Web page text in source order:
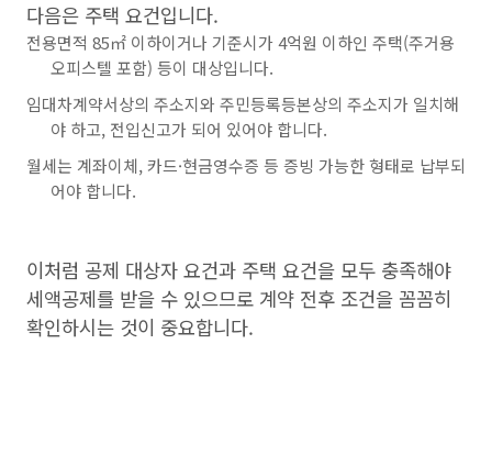
다음은 주택 요건입니다.
전용면적 85㎡ 이하이거나 기준시가 4억원 이하인 주택(주거용
오피스텔 포함) 등이 대상입니다.
임대차계약서상의 주소지와 주민등록등본상의 주소지가 일치해
야 하고, 전입신고가 되어 있어야 합니다.
월세는 계좌이체, 카드·현금영수증 등 증빙 가능한 형태로 납부되
어야 합니다.
이처럼 공제 대상자 요건과 주택 요건을 모두 충족해야
세액공제를 받을 수 있으므로 계약 전후 조건을 꼼꼼히
확인하시는 것이 중요합니다.